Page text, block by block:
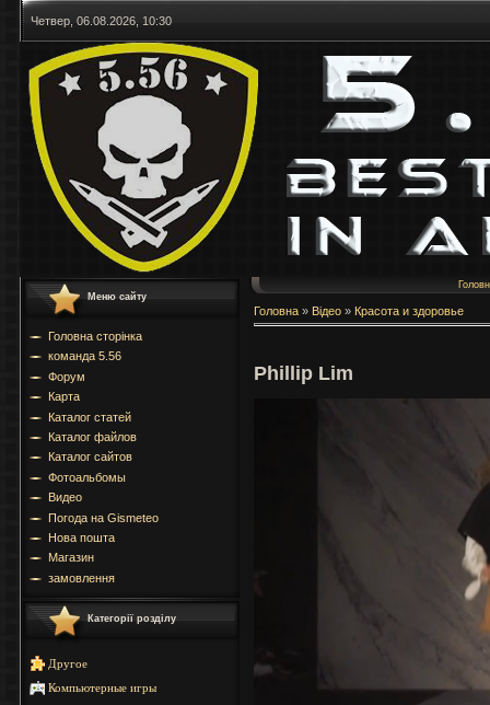
Четвер, 06.08.2026, 10:30
Меню сайту
Головна сторінка
команда 5.56
Форум
Карта
Каталог статей
Каталог файлов
Каталог сайтов
Фотоальбомы
Видео
Погода на Gismeteo
Нова пошта
Магазин
замовлення
Категорії розділу
Другое
Компьютерные игры
Головна » Відео » Красота и здоровье
Phillip Lim